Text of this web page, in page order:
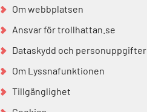
Om webbplatsen
Ansvar för trollhattan.se
Dataskydd och personuppgifter
Om Lyssnafunktionen
Tillgänglighet